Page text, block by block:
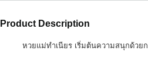
Product Description
หวยแม่ทำเนียร เริ่มต้นความสนุกด้วย